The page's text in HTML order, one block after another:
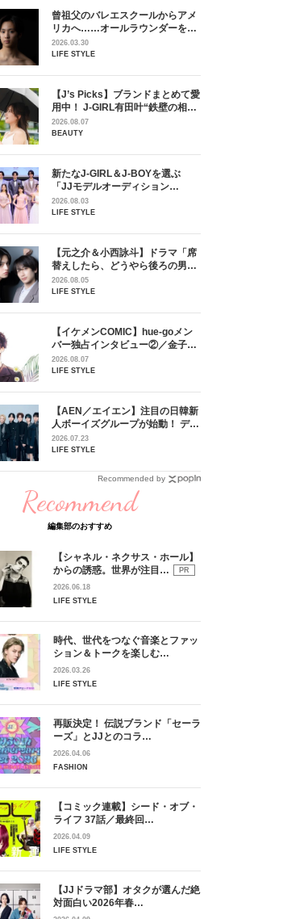
曾祖父のバレエスクールからアメ
リカへ……オールラウンダーを目
指すダンサーは踊ることが好きす
ぎる【王子様の推しドコロ】
2026.03.30
LIFE STYLE
【J’s Picks】ブランドまとめて愛
用中！ J-GIRL有田叶“鉄壁の相
棒”〈ビューティ＆ファッション
夏の必需品〉
2026.08.07
BEAUTY
新たなJ-GIRL＆J-BOYを選ぶ
「JJモデルオーディション
2027」が募集開始！ 予選ブロッ
クは候補生の“魅力”を重視した
2026.08.03
LIFE STYLE
【元之介＆小西詠斗】ドラマ「席
替えしたら、どうやら後ろの男が
どうやら俺のこと好きらしい」放
送記念インタビュー♡ 「自然と詠
2026.08.05
LIFE STYLE
【イケメンCOMIC】hue-goメン
バー独占インタビュー②／金子玄
矢「感情をズバーッと言葉にでき
た時は幸せ〜」
2026.08.07
LIFE STYLE
【AEN／エイエン】注目の日韓新
人ボーイズグループが始動！ デビ
ュー目前のフレッシュな面々を独
占インタビュー。7人の魅力に迫
2026.07.23
LIFE STYLE
Recommended by
Recommend
編集部のおすすめ
【シャネル・ネクサス・ホール】
からの誘惑。世界が注目…
PR
2026.06.18
LIFE STYLE
時代、世代をつなぐ音楽とファッ
ション＆トークを楽しむ…
2026.03.26
LIFE STYLE
再販決定！ 伝説ブランド「セーラ
ーズ」とJJとのコラ…
2026.04.06
FASHION
【コミック連載】シード・オブ・
ライフ 37話／最終回…
2026.04.09
LIFE STYLE
【JJドラマ部】オタクが選んだ絶
対面白い2026年春…